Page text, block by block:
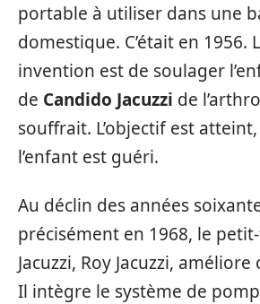
portable à utiliser dans une
domestique. C’était en 1956.
invention est de soulager
de Candido Jacuzzi de
souffrait. L’objectif est
l’enfant est guéri.
Au déclin des années
précisément en 1968, le
Jacuzzi, Roy Jacuzzi,
Il intègre le système de